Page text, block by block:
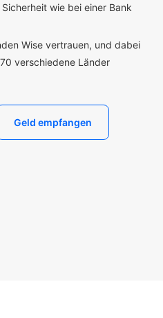
wie bei einer Bank
Wise vertrauen, und dabei
verschiedene Länder
Geld empfangen